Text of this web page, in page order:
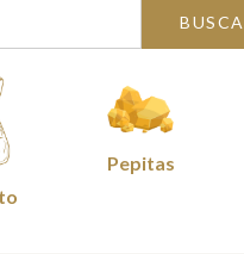
Pepitas